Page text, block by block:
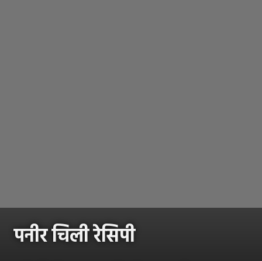
पनीर चिली रेसिपी